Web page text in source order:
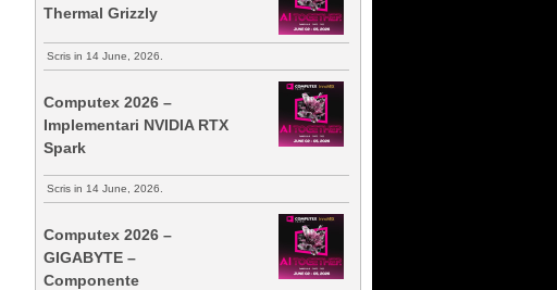
Thermal Grizzly
Scris in 14 June, 2026.
Computex 2026 –
Implementari NVIDIA RTX
Spark
Scris in 14 June, 2026.
Computex 2026 –
GIGABYTE –
Componente